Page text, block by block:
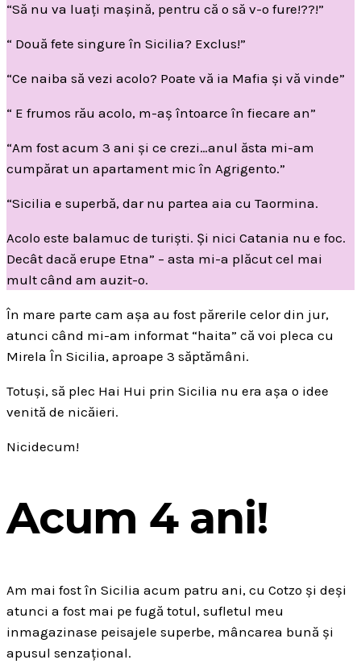
“Să nu va luați mașină, pentru că o să v-o fure!??!”
“ Două fete singure în Sicilia? Exclus!”
“Ce naiba să vezi acolo? Poate vă ia Mafia și vă vinde”
“ E frumos rău acolo, m-aș întoarce în fiecare an”
“Am fost acum 3 ani și ce crezi…anul ăsta mi-am
cumpărat un apartament mic în Agrigento.”
“Sicilia e superbă, dar nu partea aia cu Taormina.
Acolo este balamuc de turiști. Și nici Catania nu e foc.
Decât dacă erupe Etna” – asta mi-a plăcut cel mai
mult când am auzit-o.
În mare parte cam așa au fost părerile celor din jur,
atunci când mi-am informat “haita” că voi pleca cu
Mirela În Sicilia, aproape 3 săptămâni.
Totuși, să plec Hai Hui prin Sicilia nu era așa o idee
venită de nicăieri.
Nicidecum!
Acum 4 ani!
Am mai fost în Sicilia acum patru ani, cu Cotzo și deși
atunci a fost mai pe fugă totul, sufletul meu
inmagazinase peisajele superbe, mâncarea bună și
apusul senzațional.